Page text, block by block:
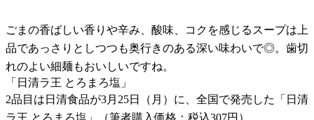
ごまの香ばしい香りや辛み、酸味、コクを感じるスープは上
品であっさりとしつつも奥行きのある深い味わいで◎。歯切
れのよい細麺もおいしいですね。
「日清ラ王 とろまろ塩」
2品目は日清食品が3月25日（月）に、全国で発売した「日清
ラ王 とろまろ塩」（筆者購入価格：税込307円）。